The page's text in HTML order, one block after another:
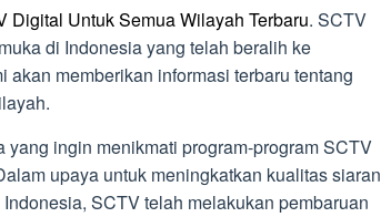
Digital Untuk Semua Wilayah Terbaru. SCTV
di Indonesia yang telah beralih ke
memberikan informasi terbaru tentang
ingin menikmati program-program SCTV
upaya untuk meningkatkan kualitas siaran
SCTV telah melakukan pembaruan